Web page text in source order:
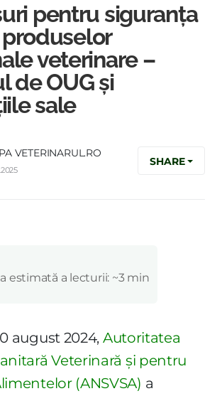
pentru siguranța
veterinare –
de OUG și
sale
VETERINARUL.RO
SHARE
estimată a lecturii: ~3 min
august 2024, Autoritatea
Veterinară și pentru
(ANSVSA) a